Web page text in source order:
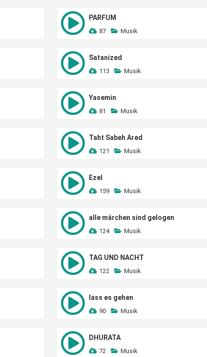
PARFUM
87 Musik
Satanized
113 Musik
Yasemin
81 Musik
Taht Sabeh Ared
121 Musik
Ezel
159 Musik
alle märchen sind gelogen
124 Musik
TAG UND NACHT
122 Musik
lass es gehen
90 Musik
DHURATA
72 Musik